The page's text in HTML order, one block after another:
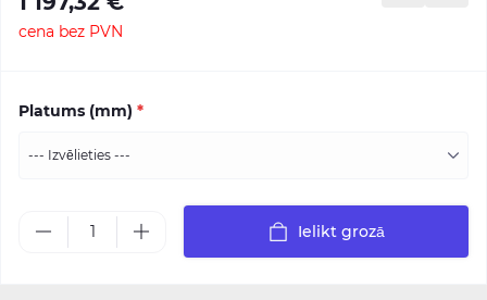
cena bez PVN
Platums (mm) *
Ielikt grozā